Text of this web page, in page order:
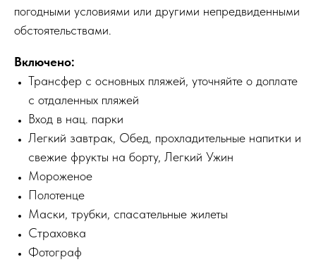
погодными условиями или другими непредвиденными
обстоятельствами.
Включено:
Трансфер с основных пляжей, уточняйте о доплате
с отдаленных пляжей
Вход в нац. парки
Легкий завтрак, Обед, прохладительные напитки и
свежие фрукты на борту, Легкий Ужин
Мороженое
Полотенце
Маски, трубки, спасательные жилеты
Страховка
Фотограф